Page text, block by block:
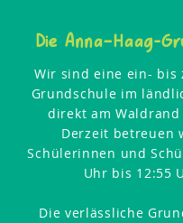
Die Anna–Haag-
Wir sind eine ein- bis
Grundschule im
direkt am Waldrand
Derzeit betreuen
Schülerinnen und
Uhr bis 12:55
Die verlässliche